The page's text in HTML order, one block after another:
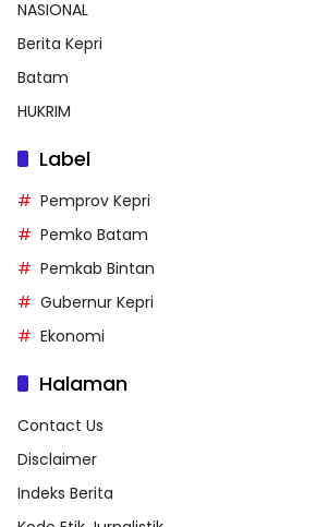
NASIONAL
Berita Kepri
Batam
HUKRIM
Label
Pemprov Kepri
Pemko Batam
Pemkab Bintan
Gubernur Kepri
Ekonomi
Halaman
Contact Us
Disclaimer
Indeks Berita